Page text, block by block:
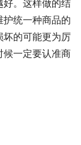
好。这样做的结
统一种商品的
坏的可能更为厉
候一定要认准商